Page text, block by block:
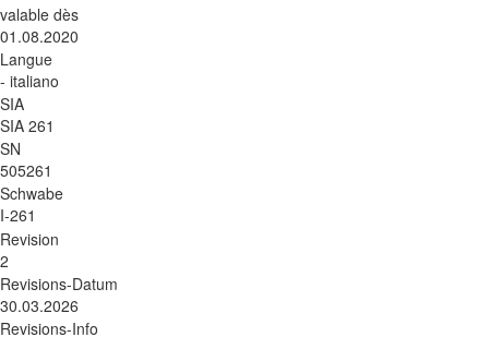
valable dès
01.08.2020
Langue
- italiano
SIA
SIA 261
SN
505261
Schwabe
I-261
Revision
2
Revisions-Datum
30.03.2026
Revisions-Info